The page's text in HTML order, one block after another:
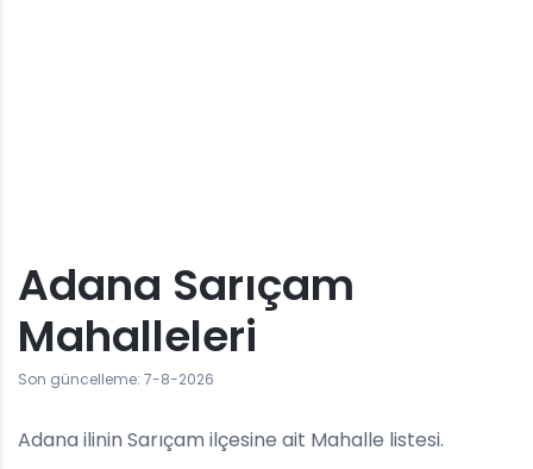
Adana Sarıçam
Mahalleleri
Son güncelleme: 7-8-2026
Adana ilinin Sarıçam ilçesine ait Mahalle listesi.